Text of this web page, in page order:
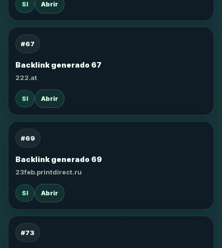
SI Abrir
#67
Backlink generado 67
222.at
SI Abrir
#69
Backlink generado 69
23feb.printdirect.ru
SI Abrir
#73